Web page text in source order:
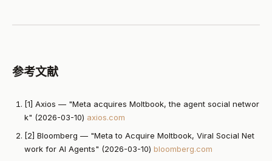
参考文献
[1] Axios — "Meta acquires Moltbook, the agent social networ
k" (2026-03-10) axios.com
[2] Bloomberg — "Meta to Acquire Moltbook, Viral Social Net
work for AI Agents" (2026-03-10) bloomberg.com